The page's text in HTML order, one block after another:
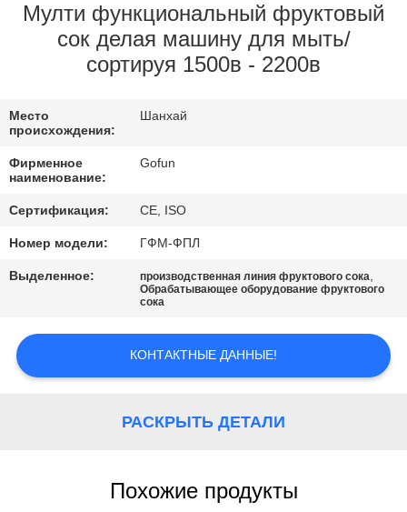
ПУТЕШЕСТВИЕ
ФАБРИКИ
ПРОВЕРКА
КАЧЕСТВА
СВЯЖИТЕСЬ
НОВОСТИ
СПРОСИТЕ
Мулти функциональный фруктовый
сок делая машину для мыть/
сортируя 1500в - 2200в
Место
происхождения:
Шанхай
Фирменное
наименование:
Gofun
Сертификация: CE, ISO
Номер модели: ГФМ-ФПЛ
Выделенное: производственная линия фруктового сока,
Обрабатывающее оборудование фруктового
сока
КОНТАКТНЫЕ ДАННЫЕ!
РАСКРЫТЬ ДЕТАЛИ
Похожие продукты